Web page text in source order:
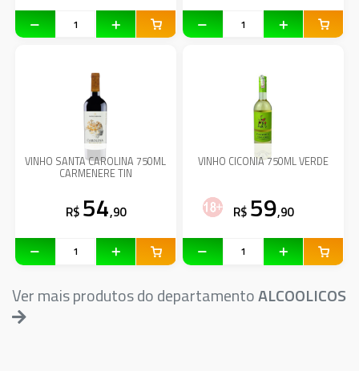
VINHO SANTA CAROLINA 750ML
CARMENERE TIN
R$ 54,90
VINHO CICONIA 750ML VERDE
R$ 59,90
Ver mais produtos do departamentoALCOOLICOS